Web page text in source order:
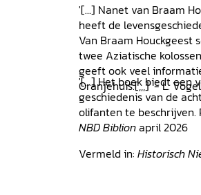
15 De dood van Hans 84
16 De sectie van Hans 86
17 Een nieuw huis voor
18 Onderhandelen over
19 Het overlijden en de
20 Hoe het verder gaat
21 Tot slot 105
Dank 110
Verantwoording
Afkortingen 116
'[...] Nanet van Braam
heeft de
Van Braam
twee Aziatische
geeft ook veel
Oranjehuis.[,,,]' - L.
'[...] Het boek biedt een
geschiedenis van de
olifanten te beschrijven.
NBD Biblionapril 2026
Vermeld in: Historisch